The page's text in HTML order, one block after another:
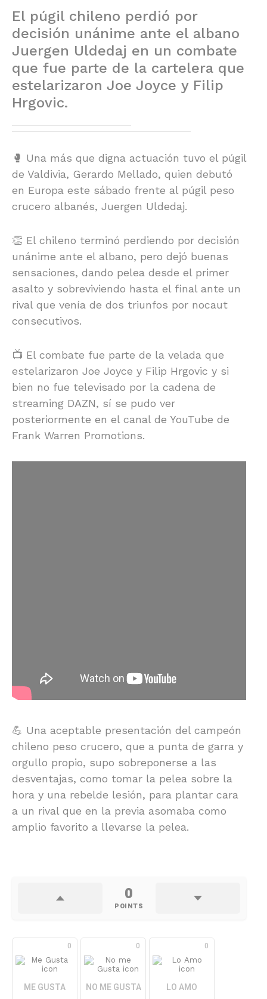
El púgil chileno perdió por
decisión unánime ante el albano
Juergen Uldedaj en un combate
que fue parte de la cartelera que
estelarizaron Joe Joyce y Filip
Hrgovic.
🥊 Una más que digna actuación tuvo el púgil
de Valdivia, Gerardo Mellado, quien debutó
en Europa este sábado frente al púgil peso
crucero albanés, Juergen Uldedaj.
👏 El chileno terminó perdiendo por decisión
unánime ante el albano, pero dejó buenas
sensaciones, dando pelea desde el primer
asalto y sobreviviendo hasta el final ante un
rival que venía de dos triunfos por nocaut
consecutivos.
📺 El combate fue parte de la velada que
estelarizaron Joe Joyce y Filip Hrgovic y si
bien no fue televisado por la cadena de
streaming DAZN, sí se pudo ver
posteriormente en el canal de YouTube de
Frank Warren Promotions.
💪 Una aceptable presentación del campeón
chileno peso crucero, que a punta de garra y
orgullo propio, supo sobreponerse a las
desventajas, como tomar la pelea sobre la
hora y una rebelde lesión, para plantar cara
a un rival que en la previa asomaba como
amplio favorito a llevarse la pelea.
0
POINTS
0
ME GUSTA
0
NO ME GUSTA
0
LO AMO